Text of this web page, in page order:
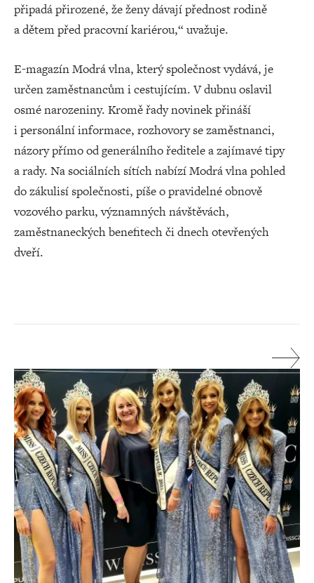
připadá přirozené, že ženy dávají přednost rodině
a dětem před pracovní kariérou,“ uvažuje.
E-magazín Modrá vlna, který společnost vydává, je
určen zaměstnancům i cestujícím. V dubnu oslavil
osmé narozeniny. Kromě řady novinek přináší
i personální informace, rozhovory se zaměstnanci,
názory přímo od generálního ředitele a zajímavé tipy
a rady. Na sociálních sítích nabízí Modrá vlna pohled
do zákulisí společnosti, píše o pravidelné obnově
vozového parku, významných návštěvách,
zaměstnaneckých benefitech či dnech otevřených
dveří.